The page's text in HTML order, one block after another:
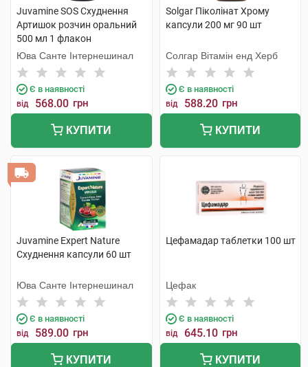
Juvamine SOS Схуднення
Артишок розчин оральний
500 мл 1 флакон
Юва Санте Інтернешинал
Є в наявності
від 568.00 грн
КУПИТИ
Solgar Піколінат Хрому
капсули 200 мг 90 шт
Солгар Вітамін енд Херб
Є в наявності
від 588.20 грн
КУПИТИ
Juvamine Expert Nature
Схуднення капсули 60 шт
Юва Санте Інтернешинал
Є в наявності
від 589.00 грн
КУПИТИ
Цефамадар таблетки 100 шт
Цефак
Є в наявності
від 645.10 грн
КУПИТИ